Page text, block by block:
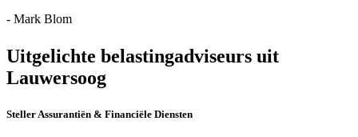
- Mark Blom
Uitgelichte belastingadviseurs uit
Lauwersoog
Steller Assurantiën & Financiële Diensten